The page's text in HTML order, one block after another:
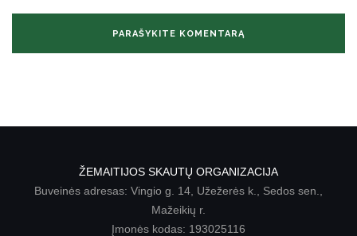
ŽEMAITIJOS SKAUTŲ ORGANIZACIJA
Buveinės adresas: Vingio g. 14, Užežerės k., Sedos sen.,
Mažeikių r.
Įmonės kodas: 193025116